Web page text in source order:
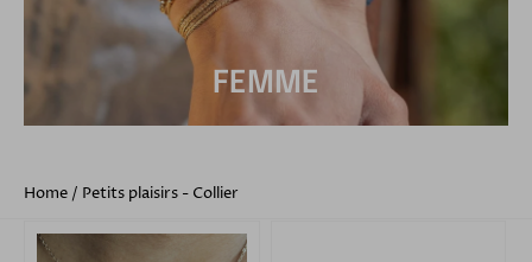
FEMME
Home / Petits plaisirs - Collier